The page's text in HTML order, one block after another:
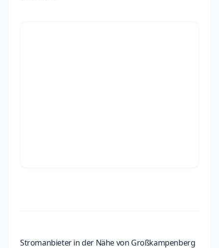
Stromanbieter in der Nähe von Großkampenberg